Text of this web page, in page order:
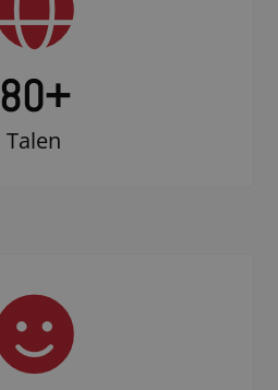
80+
Talen